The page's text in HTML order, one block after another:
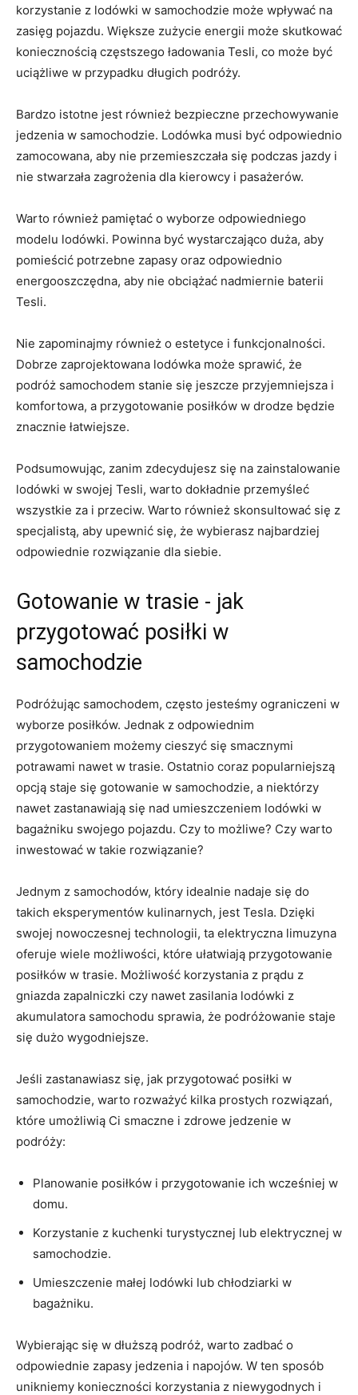
korzystanie z lodówki w ‌samochodzie może ‍wpływać ​na
zasięg pojazdu. ⁢Większe zużycie energii może skutkować
koniecznością ​częstszego ładowania Tesli,‍ co może być
‌uciążliwe‌ w przypadku długich podróży.
Bardzo​ istotne jest również bezpieczne przechowywanie
jedzenia w samochodzie. ​Lodówka musi być odpowiednio⁢
zamocowana, aby⁢ nie⁣ przemieszczała się podczas jazdy ​i
⁤nie​ stwarzała zagrożenia dla kierowcy i pasażerów.
Warto ​również pamiętać o wyborze odpowiedniego
modelu lodówki.‌ Powinna być‍ wystarczająco⁢ duża, aby
pomieścić potrzebne zapasy ‌oraz odpowiednio
energooszczędna, aby nie obciążać nadmiernie baterii
Tesli.
Nie zapominajmy⁣ również o ⁤estetyce i funkcjonalności.
Dobrze ‍zaprojektowana ‌lodówka może sprawić, ​że⁢
podróż ‌samochodem stanie się⁣ jeszcze przyjemniejsza⁢ i
komfortowa, a przygotowanie posiłków w drodze będzie
znacznie ⁤łatwiejsze.
Podsumowując, ​zanim zdecydujesz ⁢się na zainstalowanie
lodówki​ w swojej Tesli, ​warto dokładnie ⁢przemyśleć
wszystkie za i⁤ przeciw. ⁣Warto również‍ skonsultować się z
specjalistą, aby ‌upewnić się, że wybierasz ‍najbardziej
odpowiednie ⁣rozwiązanie dla siebie.
Gotowanie w trasie ‌- jak
przygotować posiłki w
samochodzie
Podróżując⁢ samochodem, często jesteśmy ograniczeni w
‍wyborze⁢ posiłków. Jednak z ⁣odpowiednim
przygotowaniem‍ możemy ‍cieszyć się smacznymi
potrawami nawet w trasie. ⁣Ostatnio coraz ​popularniejszą‌
opcją staje się gotowanie w samochodzie, a⁣ niektórzy
nawet zastanawiają się nad umieszczeniem lodówki w
⁤bagażniku swojego pojazdu. Czy to możliwe? Czy warto
inwestować w ⁣takie rozwiązanie?
Jednym z samochodów, który idealnie nadaje się do
takich eksperymentów kulinarnych, jest Tesla. Dzięki
swojej nowoczesnej technologii,⁣ ta elektryczna limuzyna
oferuje ⁢wiele możliwości, które ułatwiają przygotowanie
posiłków w trasie. Możliwość ‌korzystania z ​prądu z
gniazda zapalniczki czy nawet zasilania lodówki z
akumulatora ‍samochodu sprawia, że podróżowanie staje
się dużo‍ wygodniejsze.
Jeśli zastanawiasz się, jak przygotować posiłki​ w
samochodzie, warto ‌rozważyć kilka prostych rozwiązań,
które‌ umożliwią Ci smaczne i zdrowe jedzenie w
podróży:
Planowanie posiłków i przygotowanie ich wcześniej ‍w
domu.
Korzystanie z​ kuchenki turystycznej ​lub ⁢elektrycznej w
samochodzie.
Umieszczenie małej lodówki lub chłodziarki w
bagażniku.
Wybierając się w dłuższą podróż, warto⁣ zadbać o
‍odpowiednie ‌zapasy jedzenia⁤ i​ napojów. W ten sposób
unikniemy konieczności korzystania ​z ‍niewygodnych ​i